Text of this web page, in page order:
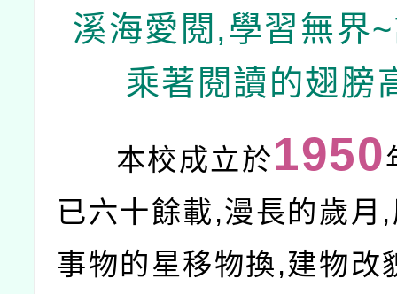
溪海愛閱,學習無界
乘著閱讀的翅膀
本校成立於1950
已六十餘載,漫長的歲月
事物的星移物換,建物改